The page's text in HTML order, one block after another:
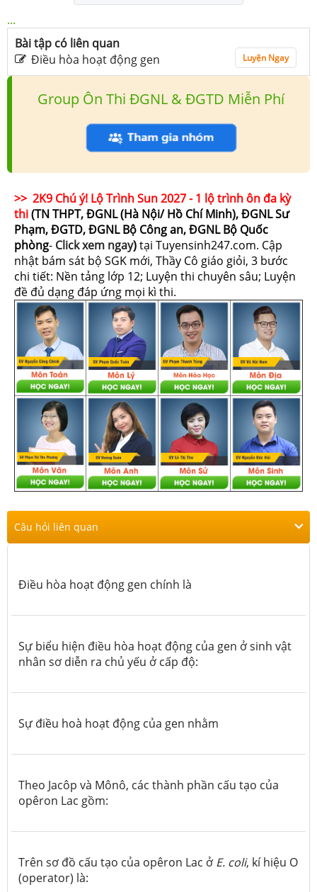
...
Bài tập có liên quan
Điều hòa hoạt động gen
Luyện Ngay
Group Ôn Thi ĐGNL & ĐGTD Miễn Phí
>> 2K9 Chú ý! Lộ Trình Sun 2027 - 1 lộ trình ôn đa kỳ
thi(TN THPT, ĐGNL (Hà Nội/ Hồ Chí Minh), ĐGNL Sư
Phạm, ĐGTD, ĐGNL Bộ Công an, ĐGNL Bộ Quốc
phòng- Click xem ngay)tại Tuyensinh247.com. Cập
nhật bám sát bộ SGK mới, Thầy Cô giáo giỏi, 3 bước
chi tiết: Nền tảng lớp 12; Luyện thi chuyên sâu; Luyện
đề đủ dạng đáp ứng mọi kì thi.
Câu hỏi liên quan
Điều hòa hoạt động gen chính là
Sự biểu hiện điều hòa hoạt động của gen ở sinh vật
nhân sơ diễn ra chủ yếu ở cấp độ:
Sự điều hoà hoạt động của gen nhằm
Theo Jacôp và Mônô, các thành phần cấu tạo của
opêron Lac gồm:
Trên sơ đồ cấu tạo của opêron Lac ở E. coli, kí hiệu O
(operator) là: